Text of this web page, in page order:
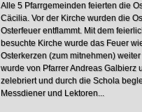
Alle 5 Pfarrgemeinden feierten die
Cäcilia. Vor der Kirche wurden die
Osterfeuer entflammt. Mit dem
besuchte Kirche wurde das Feuer
Osterkerzen (zum mitnehmen)
wurde von Pfarrer Andreas Galbierz
zelebriert und durch die Schola
Messdiener und Lektoren...